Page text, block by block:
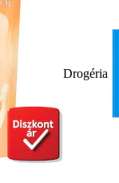
Drogéria